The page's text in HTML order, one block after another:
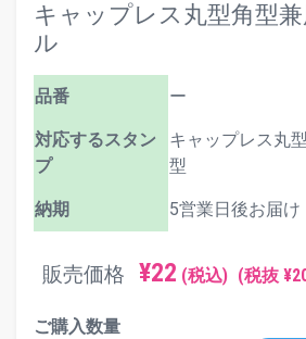
キャップレス丸型角型
ル
品番 ー
対応するスタン
プ
キャップレス丸
型
納期 5営業日後お届け
販売価格 ¥22 (税込) (税抜
ご購入数量